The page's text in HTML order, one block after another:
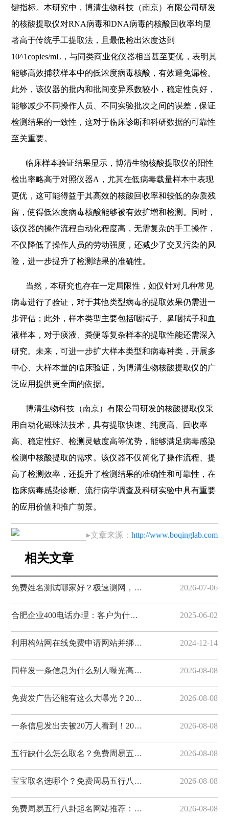
键指标。本研究中，博清生物科技（南京）有限公司研发
的核酸提取仪对RNA病毒和DNA病毒的核酸回收率均显
著高于传统手工提取法，且最低检出浓度达到
10^1copies/mL，与同类商业化仪器相当甚至更优，表明其
能够高效捕获样本中的低浓度病毒核酸，有效避免漏检。
此外，该仪器的批内和批间变异系数较小，稳定性良好，
能够减少不同操作人员、不同实验批次之间的误差，保证
检测结果的一致性，这对于临床诊断和科研数据的可靠性
至关重要。
临床样本验证结果显示，博清生物核酸提取仪的阳性
检出率略高于对照仪器A，尤其在低病毒载量样本中表现
更优，这可能得益于其高效的核酸回收率和较低的杂质残
留，使得低浓度病毒核酸能够被有效扩增和检测。同时，
该仪器的操作流程自动化程度高，无需复杂的手工操作，
不仅降低了操作人员的劳动强度，还减少了交叉污染的风
险，进一步提升了检测结果的准确性。
当然，本研究也存在一定局限性，如仅针对几种常见
病毒进行了验证，对于其他类型病毒的提取效果仍需进一
步评估；此外，样本类型主要包括咽拭子、鼻咽拭子和血
液样本，对于痰液、粪便等复杂样本的提取性能还需深入
研究。未来，可进一步扩大样本类型和病毒种类，开展多
中心、大样本量的临床验证，为博清生物核酸提取仪的广
泛应用提供更全面的依据。
博清生物科技（南京）有限公司研发的核酸提取仪采
用自动化磁珠法技术，具有提取快速、纯度高、回收率
高、稳定性好、检测灵敏度高等优势，能够满足病毒感染
检测中核酸提取的需求。该仪器不仅简化了操作流程、提
高了检测效率，还提升了检测结果的准确性和可靠性，在
临床病毒感染诊断、流行病学调查及科研实验中具有重要
的应用价值和推广前景。
▸文章来源： http://www.boqinglab.com
相关文章
免费姓名测试哪家好？极速测网，一键解锁姓名隐藏寓意 2026-07-06
合肥企业400电话办理：客户为什么更愿意拨打400电话 2025-06-02
利用构站网在线免费申请网站并绑定域名 2024-12-14
同样发一条信息为什么别人曝光高？20个免费发布网站技巧揭秘，易发布网帮您获客 2026-08-08
免费发广告还能有这么大曝光？20个分类信息平台实测对比，易发布网排名靠前 2026-08-08
一条信息发出去被20万人看到！20个免费发布供求信息的网站整理好了，易发布网曝光... 2026-08-08
五行缺什么怎么取名？免费周易五行八卦起名网站指南，极速测网帮您分析 2026-08-08
宝宝取名选哪个？免费周易五行八卦起名网站盘点，极速测网功能丰富 2026-08-08
免费周易五行八卦起名网站推荐：20个平台对比，极速测网值得信赖 2026-08-08